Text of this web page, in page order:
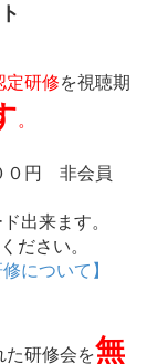
定研修を視聴期
。
０円 非会員
出来ます。
ださい。
について】
た研修会を無